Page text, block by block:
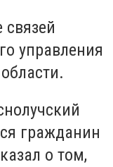
управления
гражданин
о том,